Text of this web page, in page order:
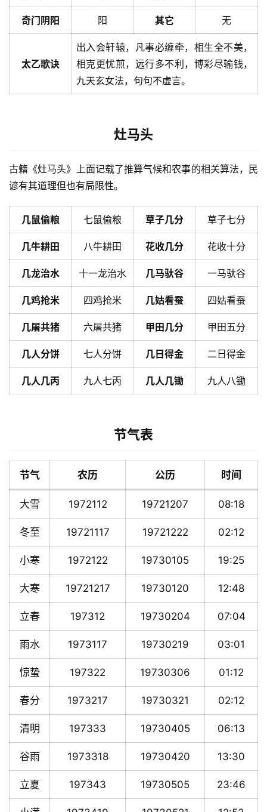
奇门阴阳 阳 其它 无
太乙歌诀
出入会轩辕，凡事必缠牵，相生全不美，
相克更忧煎，远行多不利，博彩尽输钱，
九天玄女法，句句不虚言。
灶马头
古籍《灶马头》上面记载了推算气候和农事的相关算法，民
谚有其道理但也有局限性。
几鼠偷粮 七鼠偷粮 草子几分 草子七分
几牛耕田 八牛耕田 花收几分 花收十分
几龙治水 十一龙治水 几马驮谷 一马驮谷
几鸡抢米 四鸡抢米 几姑看蚕 四姑看蚕
几屠共猪 六屠共猪 甲田几分 甲田五分
几人分饼 七人分饼 几日得金 二日得金
几人几丙 九人七丙 几人几锄 九人八锄
节气表
节气 农历 公历 时间
大雪 1972112 19721207 08:18
冬至 19721117 19721222 02:12
小寒 1972122 19730105 19:25
大寒 19721217 19730120 12:48
立春 197312 19730204 07:04
雨水 1973117 19730219 03:01
惊蛰 197322 19730306 01:12
春分 1973217 19730321 02:12
清明 197333 19730405 06:13
谷雨 1973318 19730420 13:30
立夏 197343 19730505 23:46